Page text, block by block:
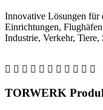
Innovative Lösungen für
Einrichtungen,
Industrie, Verkehr, Tiere,
TORWERK